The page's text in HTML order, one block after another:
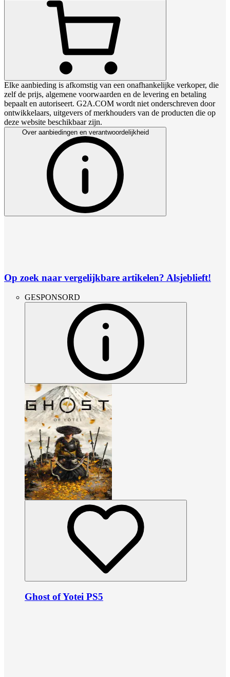
Elke aanbieding is afkomstig van een onafhankelijke verkoper, die
zelf de prijs, algemene voorwaarden en de levering en betaling
bepaalt en autoriseert. G2A.COM wordt niet onderschreven door
ontwikkelaars, uitgevers of merkhouders van de producten die op
deze website beschikbaar zijn.
Over aanbiedingen en verantwoordelijkheid
Op zoek naar vergelijkbare artikelen? Alsjeblieft!
GESPONSORD
Ghost of Yotei PS5